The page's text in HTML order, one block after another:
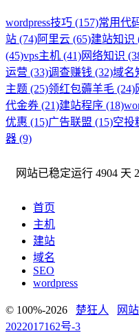
wordpress技巧 (157)常用代
站 (74)阿里云 (65)建站知识
(45)vps主机 (41)网络知识
运营 (33)调查赚钱 (32)域名
主题 (25)领红包薅羊毛 (24)
代金券 (21)建站程序 (18)
优惠 (15)广告联盟 (15)空投
器 (9)
网站已稳定运行 4904 天
首页
主机
建站
域名
SEO
wordpress
© 100%-2026 楚狂人 网
2022017162号-3